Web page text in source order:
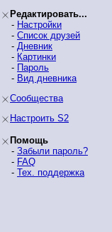
Редактировать...
- Настройки
- Список друзей
- Дневник
- Картинки
- Пароль
- Вид дневника
Сообщества
Настроить S2
Помощь
- Забыли пароль?
- FAQ
- Тех. поддержка